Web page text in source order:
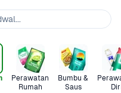
Perawatan
Rumah
Bumbu &
Saus